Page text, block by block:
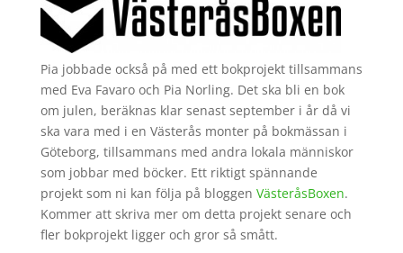
Pia jobbade också på med ett bokprojekt tillsammans
med Eva Favaro och Pia Norling. Det ska bli en bok
om julen, beräknas klar senast september i år då vi
ska vara med i en Västerås monter på bokmässan i
Göteborg, tillsammans med andra lokala människor
som jobbar med böcker. Ett riktigt spännande
projekt som ni kan följa på bloggen VästeråsBoxen.
Kommer att skriva mer om detta projekt senare och
fler bokprojekt ligger och gror så smått.